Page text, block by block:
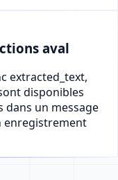
aval
extracted_text,
disponibles
dans un message
enregistrement